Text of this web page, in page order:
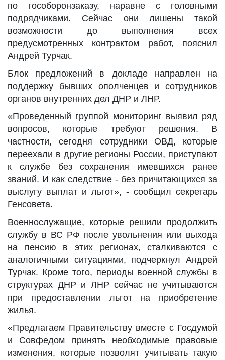
по гособоронзаказу, наравне с головными
подрядчиками. Сейчас они лишены такой
возможности до выполнения всех
предусмотренных контрактом работ, пояснил
Андрей Турчак.
Блок предложений в докладе направлен на
поддержку бывших ополченцев и сотрудников
органов внутренних дел ДНР и ЛНР.
«Проведенный группой мониторинг выявил ряд
вопросов, которые требуют решения. В
частности, сегодня сотрудники ОВД, которые
переехали в другие регионы России, приступают
к службе без сохранения имевшихся ранее
званий. И как следствие - без причитающихся за
выслугу выплат и льгот», - сообщил секретарь
Генсовета.
Военнослужащие, которые решили продолжить
службу в ВС РФ после увольнения или выхода
на пенсию в этих регионах, сталкиваются с
аналогичными ситуациями, подчеркнул Андрей
Турчак. Кроме того, периоды военной службы в
структурах ДНР и ЛНР сейчас не учитываются
при предоставлении льгот на приобретение
жилья.
«Предлагаем Правительству вместе с Госдумой
и Совфедом принять необходимые правовые
изменения, которые позволят учитывать такую